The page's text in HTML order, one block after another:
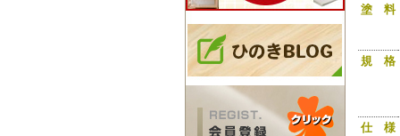
塗 料
規 格
仕 様